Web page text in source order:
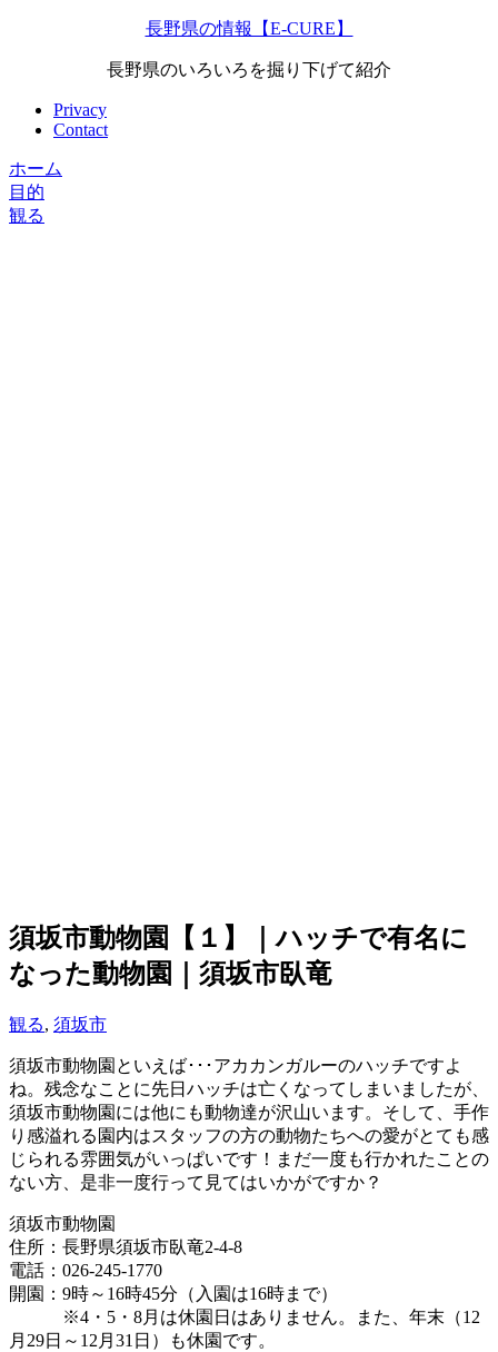
長野県の情報【E-CURE】
長野県のいろいろを掘り下げて紹介
Privacy
Contact
ホーム
目的
観る
須坂市動物園【１】｜ハッチで有名に
なった動物園｜須坂市臥竜
観る, 須坂市
須坂市動物園といえば･･･アカカンガルーのハッチですよ
ね。残念なことに先日ハッチは亡くなってしまいましたが、
須坂市動物園には他にも動物達が沢山います。そして、手作
り感溢れる園内はスタッフの方の動物たちへの愛がとても感
じられる雰囲気がいっぱいです！まだ一度も行かれたことの
ない方、是非一度行って見てはいかがですか？
須坂市動物園
住所：長野県須坂市臥竜2-4-8
電話：026-245-1770
開園：9時～16時45分（入園は16時まで）
※4・5・8月は休園日はありません。また、年末（12
月29日～12月31日）も休園です。